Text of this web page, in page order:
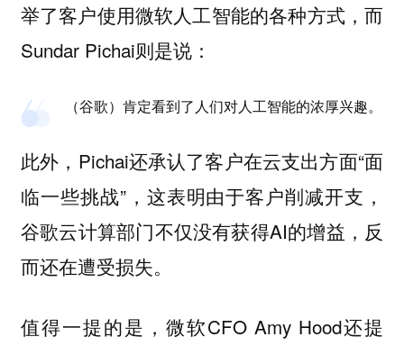
举了客户使用微软人工智能的各种方式，而
Sundar Pichai则是说：
（谷歌）肯定看到了人们对人工智能的浓厚兴趣。
此外，Pichai还承认了客户在云支出方面“面
临一些挑战”，这表明由于客户削减开支，
谷歌云计算部门不仅没有获得AI的增益，反
而还在遭受损失。
值得一提的是，微软CFO Amy Hood还提